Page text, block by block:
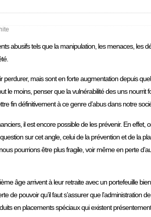
abusifs tels que la manipulation, les menaces,
mais sont en forte augmentation depuis
le moins, penser que la vulnérabilité des uns
fin définitivement à ce genre d’abus dans notre
il est encore possible de les prévenir. En
sur cet angle, celui de la prévention et de la
pourrions être plus fragile, voir même en perte
âge arrivent à leur retraite avec un portefeuille
de pouvoir qu’il faut s’assurer que l’administration
en placements spéciaux qui existent